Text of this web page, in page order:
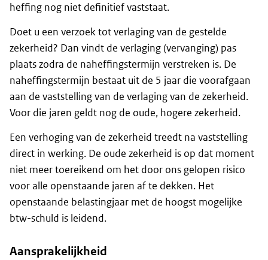
heffing nog niet definitief vaststaat.
Doet u een verzoek tot verlaging van de gestelde
zekerheid? Dan vindt de verlaging (vervanging) pas
plaats zodra de naheffingstermijn verstreken is. De
naheffingstermijn bestaat uit de 5 jaar die voorafgaan
aan de vaststelling van de verlaging van de zekerheid.
Voor die jaren geldt nog de oude, hogere zekerheid.
Een verhoging van de zekerheid treedt na vaststelling
direct in werking. De oude zekerheid is op dat moment
niet meer toereikend om het door ons gelopen risico
voor alle openstaande jaren af te dekken. Het
openstaande belastingjaar met de hoogst mogelijke
btw-schuld is leidend.
Aansprakelijkheid